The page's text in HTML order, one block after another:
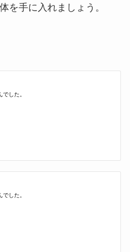
を手に入れましょう。